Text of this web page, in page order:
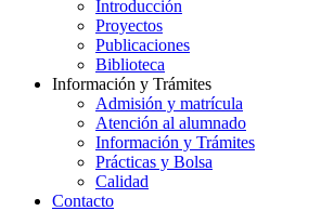
Introducción
Proyectos
Publicaciones
Biblioteca
Información y Trámites
Admisión y matrícula
Atención al alumnado
Información y Trámites
Prácticas y Bolsa
Calidad
Contacto